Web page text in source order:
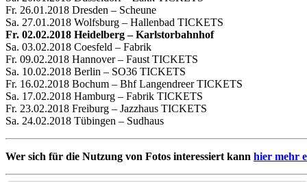
Fr. 26.01.2018 Dresden – Scheune
Sa. 27.01.2018 Wolfsburg – Hallenbad TICKETS
Fr. 02.02.2018 Heidelberg – Karlstorbahnhof
Sa. 03.02.2018 Coesfeld – Fabrik
Fr. 09.02.2018 Hannover – Faust TICKETS
Sa. 10.02.2018 Berlin – SO36 TICKETS
Fr. 16.02.2018 Bochum – Bhf Langendreer TICKETS
Sa. 17.02.2018 Hamburg – Fabrik TICKETS
Fr. 23.02.2018 Freiburg – Jazzhaus TICKETS
Sa. 24.02.2018 Tübingen – Sudhaus
Wer sich für die Nutzung von Fotos interessiert kann hier mehr